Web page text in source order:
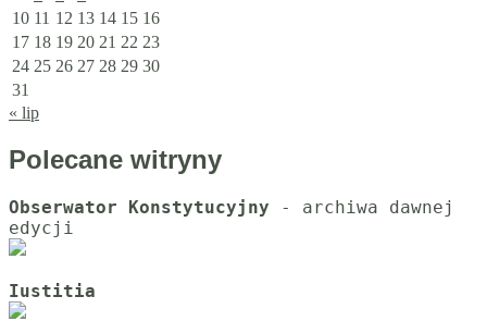
10 11 12 13 14 15 16
17 18 19 20 21 22 23
24 25 26 27 28 29 30
31
« lip
Polecane witryny
Obserwator Konstytucyjny - archiwa dawnej
Iustitia